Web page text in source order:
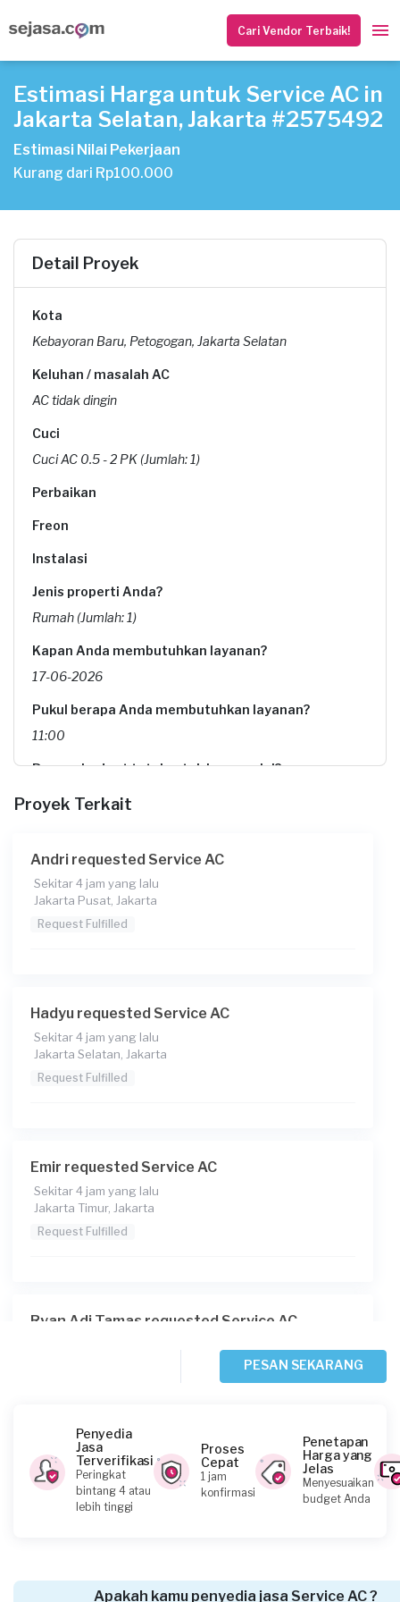
Cari Vendor Terbaik!
Estimasi Harga untuk Service AC in
Jakarta Selatan, Jakarta #2575492
Estimasi Nilai Pekerjaan
Kurang dari Rp100.000
Detail Proyek
Kota
Kebayoran Baru, Petogogan, Jakarta Selatan
Keluhan / masalah AC
AC tidak dingin
Cuci
Cuci AC 0.5 - 2 PK (Jumlah: 1)
Perbaikan
Freon
Instalasi
Jenis properti Anda?
Rumah (Jumlah: 1)
Kapan Anda membutuhkan layanan?
17-06-2026
Pukul berapa Anda membutuhkan layanan?
11:00
Berapa budget total untuk layanan ini?
Rp85.000 + Rp11.000 (biaya layanan)
Proyek Terkait
Andri requested Service AC
Sekitar 4 jam yang lalu
Jakarta Pusat, Jakarta
Request Fulfilled
Hadyu requested Service AC
Sekitar 4 jam yang lalu
Jakarta Selatan, Jakarta
Request Fulfilled
Emir requested Service AC
Sekitar 4 jam yang lalu
Jakarta Timur, Jakarta
Request Fulfilled
Ryan Adi Tamas requested Service AC
Vendy Ha William requested Service AC
Sekitar 5 jam yang lalu
Jakarta Barat, Jakarta
PESAN SEKARANG
Penyedia
Jasa
Terverifikasi
Peringkat
bintang 4 atau
lebih tinggi
Proses
Cepat
1 jam
konfirmasi
Penetapan
Harga yang
Jelas
Menyesuaikan
budget Anda
Apakah kamu penyedia jasa Service AC ?